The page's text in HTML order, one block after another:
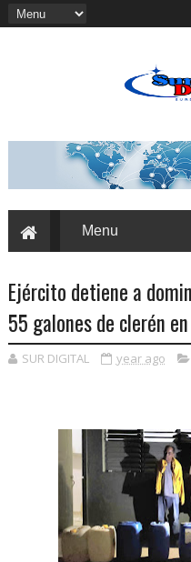
Ejército detiene a
55 galones de clerén
SUR DIGITAL year ago